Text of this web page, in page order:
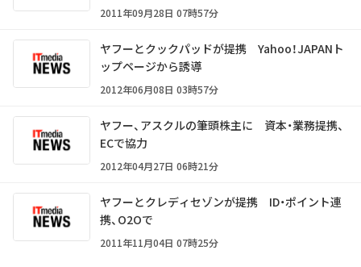
2011年09月28日 07時57分
ヤフーとクックパッドが提携 Yahoo！JAPANト
ップページから誘導
2012年06月08日 03時57分
ヤフー、アスクルの筆頭株主に 資本・業務提携、
ECで協力
2012年04月27日 06時21分
ヤフーとクレディセゾンが提携 ID・ポイント連
携、O2Oで
2011年11月04日 07時25分